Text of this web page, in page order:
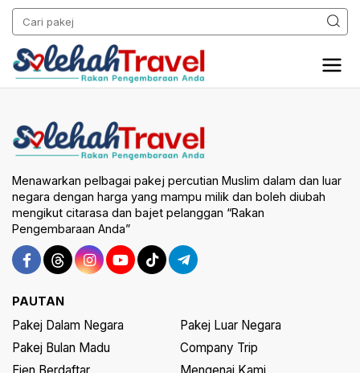
Menawarkan pelbagai pakej percutian Muslim dalam dan luar
negara dengan harga yang mampu milik dan boleh diubah
mengikut citarasa dan bajet pelanggan “Rakan
Pengembaraan Anda”
PAUTAN
Pakej Dalam Negara
Pakej Luar Negara
Pakej Bulan Madu
Company Trip